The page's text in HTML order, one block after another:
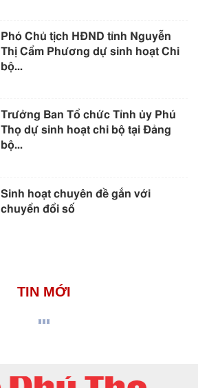
Phó Chủ tịch HĐND tỉnh Nguyễn
Thị Cẩm Phương dự sinh hoạt Chi
bộ...
Trưởng Ban Tổ chức Tỉnh ủy Phú
Thọ dự sinh hoạt chi bộ tại Đảng
bộ...
Sinh hoạt chuyên đề gắn với
chuyển đổi số
TIN MỚI